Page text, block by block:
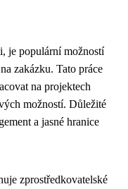
je populární možností
zakázku. Tato práce
na projektech
možností. Důležité
a jasné hranice
zprostředkovatelské